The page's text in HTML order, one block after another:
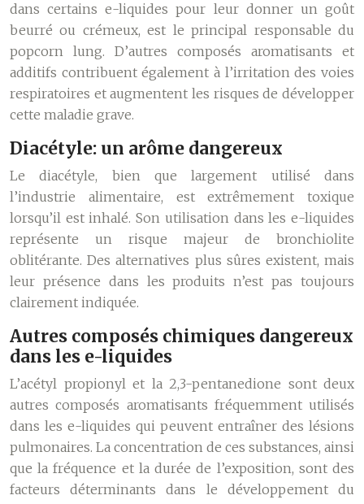
dans certains e-liquides pour leur donner un goût
beurré ou crémeux, est le principal responsable du
popcorn lung. D’autres composés aromatisants et
additifs contribuent également à l’irritation des voies
respiratoires et augmentent les risques de développer
cette maladie grave.
Diacétyle: un arôme dangereux
Le diacétyle, bien que largement utilisé dans
l’industrie alimentaire, est extrêmement toxique
lorsqu’il est inhalé. Son utilisation dans les e-liquides
représente un risque majeur de bronchiolite
oblitérante. Des alternatives plus sûres existent, mais
leur présence dans les produits n’est pas toujours
clairement indiquée.
Autres composés chimiques dangereux
dans les e-liquides
L’acétyl propionyl et la 2,3-pentanedione sont deux
autres composés aromatisants fréquemment utilisés
dans les e-liquides qui peuvent entraîner des lésions
pulmonaires. La concentration de ces substances, ainsi
que la fréquence et la durée de l’exposition, sont des
facteurs déterminants dans le développement du